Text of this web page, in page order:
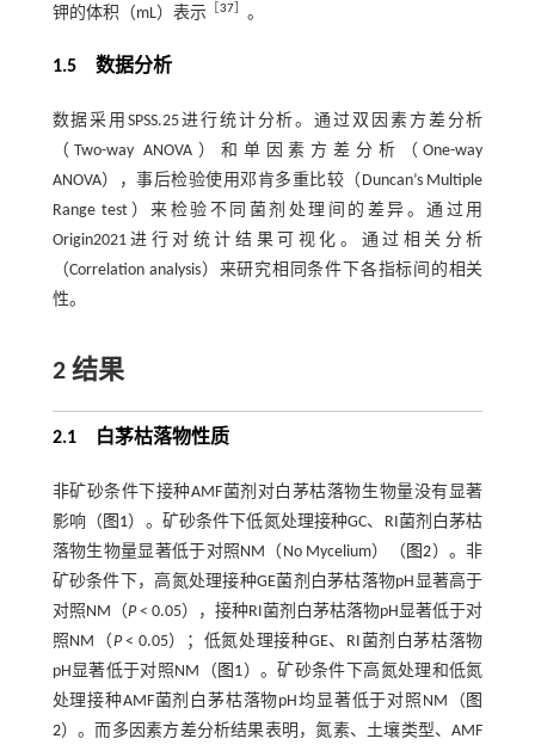
钾的体积（mL）表示［ 37］ 。
1.5 数据分析
数据采用SPSS.25进行统计分析。通过双因素方差分析
（Two-way ANOVA）和单因素方差分析（One-way
ANOVA），事后检验使用邓肯多重比较（Duncan’s Multiple
Range test）来检验不同菌剂处理间的差异。通过用
Origin2021进行对统计结果可视化。通过相关分析
（Correlation analysis）来研究相同条件下各指标间的相关
性。
2 结果
2.1 白茅枯落物性质
非矿砂条件下接种AMF菌剂对白茅枯落物生物量没有显著
影响（ 图1）。矿砂条件下低氮处理接种GC、RI菌剂白茅枯
落物生物量显著低于对照NM（No Mycelium）（ 图2）。非
矿砂条件下，高氮处理接种GE菌剂白茅枯落物pH显著高于
对照NM（P< 0.05），接种RI菌剂白茅枯落物pH显著低于对
照NM（P< 0.05）；低氮处理接种GE、RI菌剂白茅枯落物
pH显著低于对照NM（ 图1）。矿砂条件下高氮处理和低氮
处理接种AMF菌剂白茅枯落物pH均显著低于对照NM（ 图
2）。而多因素方差分析结果表明，氮素、土壤类型、AMF